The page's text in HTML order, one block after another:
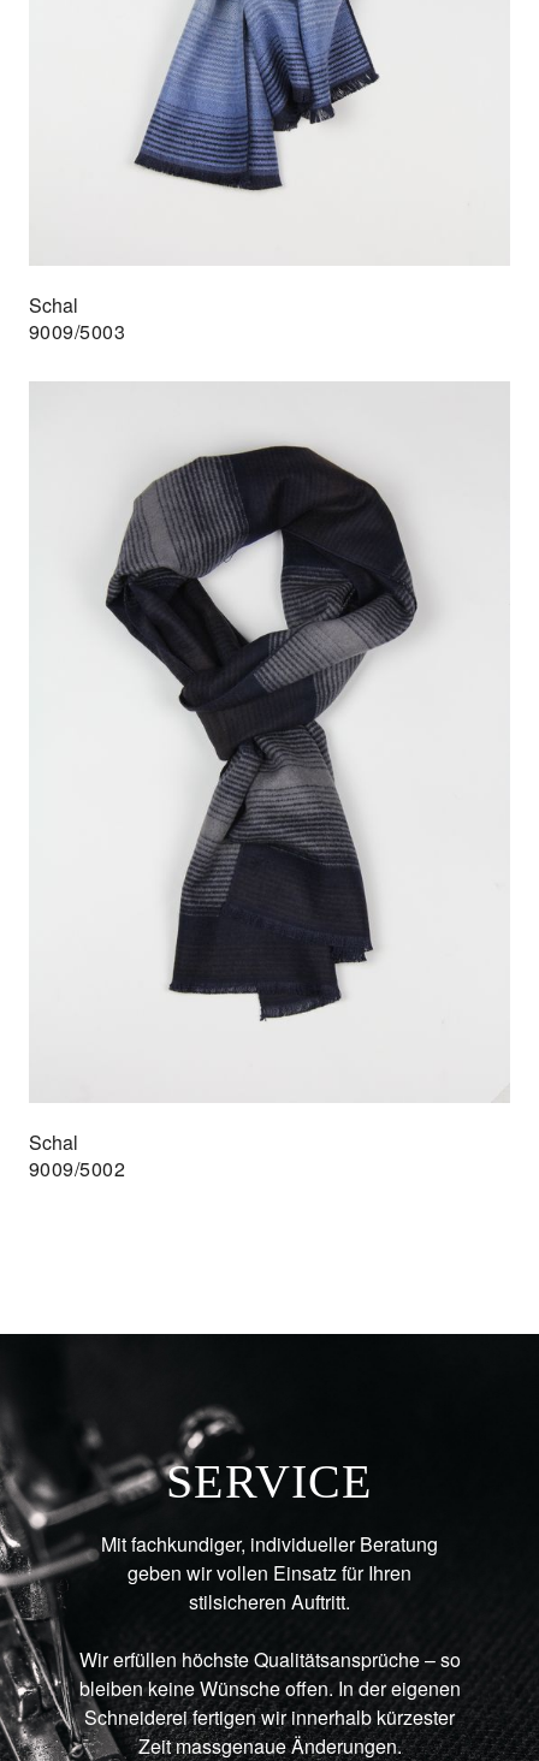
Schal
9009/5003
Schal
9009/5002
SERVICE
Mit fachkundiger, individueller Beratung
geben wir vollen Einsatz für Ihren
stilsicheren Auftritt.
Wir erfüllen höchste Qualitätsansprüche – so
bleiben keine Wünsche offen. In der eigenen
Schneiderei fertigen wir innerhalb kürzester
Zeit massgenaue Änderungen.